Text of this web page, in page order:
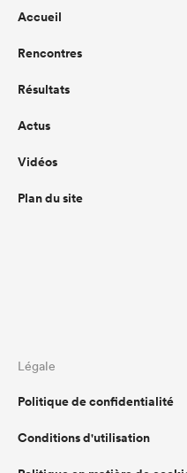
Accueil
Rencontres
Résultats
Actus
Vidéos
Plan du site
Légale
Politique de confidentialité
Conditions d'utilisation